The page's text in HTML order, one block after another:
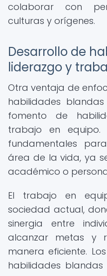
colaborar con
culturas y orígenes.
Desarrollo de
liderazgo y
Otra ventaja de
habilidades
fomento de
trabajo en equipo.
fundamentales
área de la vida, ya
académico o
El trabajo en
sociedad actual,
sinergia entre
alcanzar metas y
manera eficiente.
habilidades